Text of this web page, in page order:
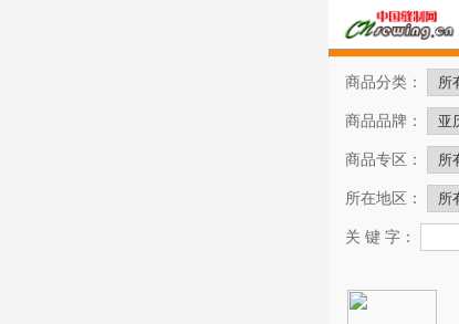
商品分类：
商品品牌：
商品专区：
所在地区：
关 键 字：